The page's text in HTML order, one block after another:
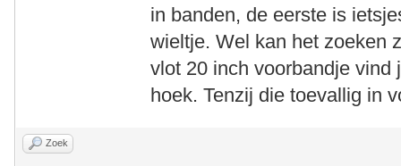
in banden, de eerste is
wieltje. Wel kan het zoeken
vlot 20 inch voorbandje vind
hoek. Tenzij die toevallig in
Zoek